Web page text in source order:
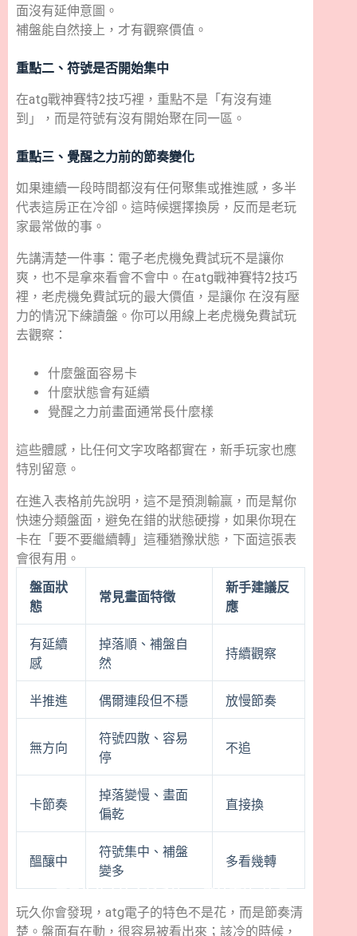
面沒有延伸意圖。
補盤能自然接上，才有觀察價值。
重點二、符號是否開始集中
在atg戰神賽特2技巧裡，重點不是「有沒有連
到」，而是符號有沒有開始聚在同一區。
重點三、覺醒之力前的節奏變化
如果連續一段時間都沒有任何聚集或推進感，多半
代表這房正在冷卻。這時候選擇換房，反而是老玩
家最常做的事。
先講清楚一件事：電子老虎機免費試玩不是讓你
爽，也不是拿來看會不會中。在atg戰神賽特2技巧
裡，老虎機免費試玩的最大價值，是讓你 在沒有壓
力的情況下練讀盤。你可以用線上老虎機免費試玩
去觀察：
什麼盤面容易卡
什麼狀態會有延續
覺醒之力前畫面通常長什麼樣
這些體感，比任何文字攻略都實在，新手玩家也應
特別留意。
在進入表格前先說明，這不是預測輸贏，而是幫你
快速分類盤面，避免在錯的狀態硬撐，如果你現在
卡在「要不要繼續轉」這種猶豫狀態，下面這張表
會很有用。
盤面狀
態
常見畫面特徵
新手建議反
應
有延續
感
掉落順、補盤自
然
持續觀察
半推進 偶爾連段但不穩 放慢節奏
無方向
符號四散、容易
停
不追
卡節奏
掉落變慢、畫面
偏乾
直接換
醞釀中
符號集中、補盤
變多
多看幾轉
玩久你會發現，atg電子的特色不是花，而是節奏清
楚。盤面有在動，很容易被看出來；該冷的時候，